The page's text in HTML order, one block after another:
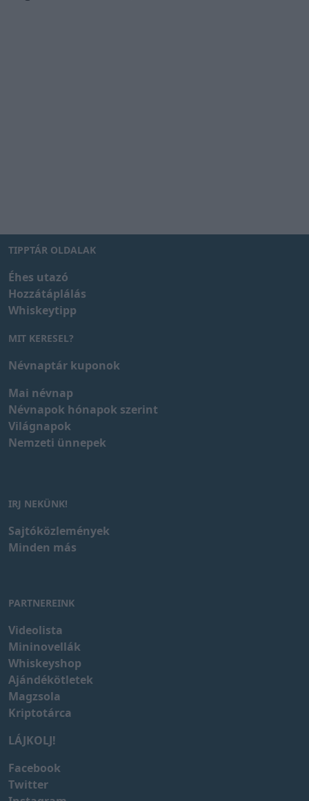
TIPPTÁR OLDALAK
Éhes utazó
Hozzátáplálás
Whiskeytipp
MIT KERESEL?
Névnaptár kuponok
Mai névnap
Névnapok hónapok szerint
Világnapok
Nemzeti ünnepek
IRJ NEKÜNK!
Sajtóközlemények
Minden más
PARTNEREINK
Videolista
Mininovellák
Whiskeyshop
Ajándékötletek
Magzsola
Kriptotárca
LÁJKOLJ!
Facebook
Twitter